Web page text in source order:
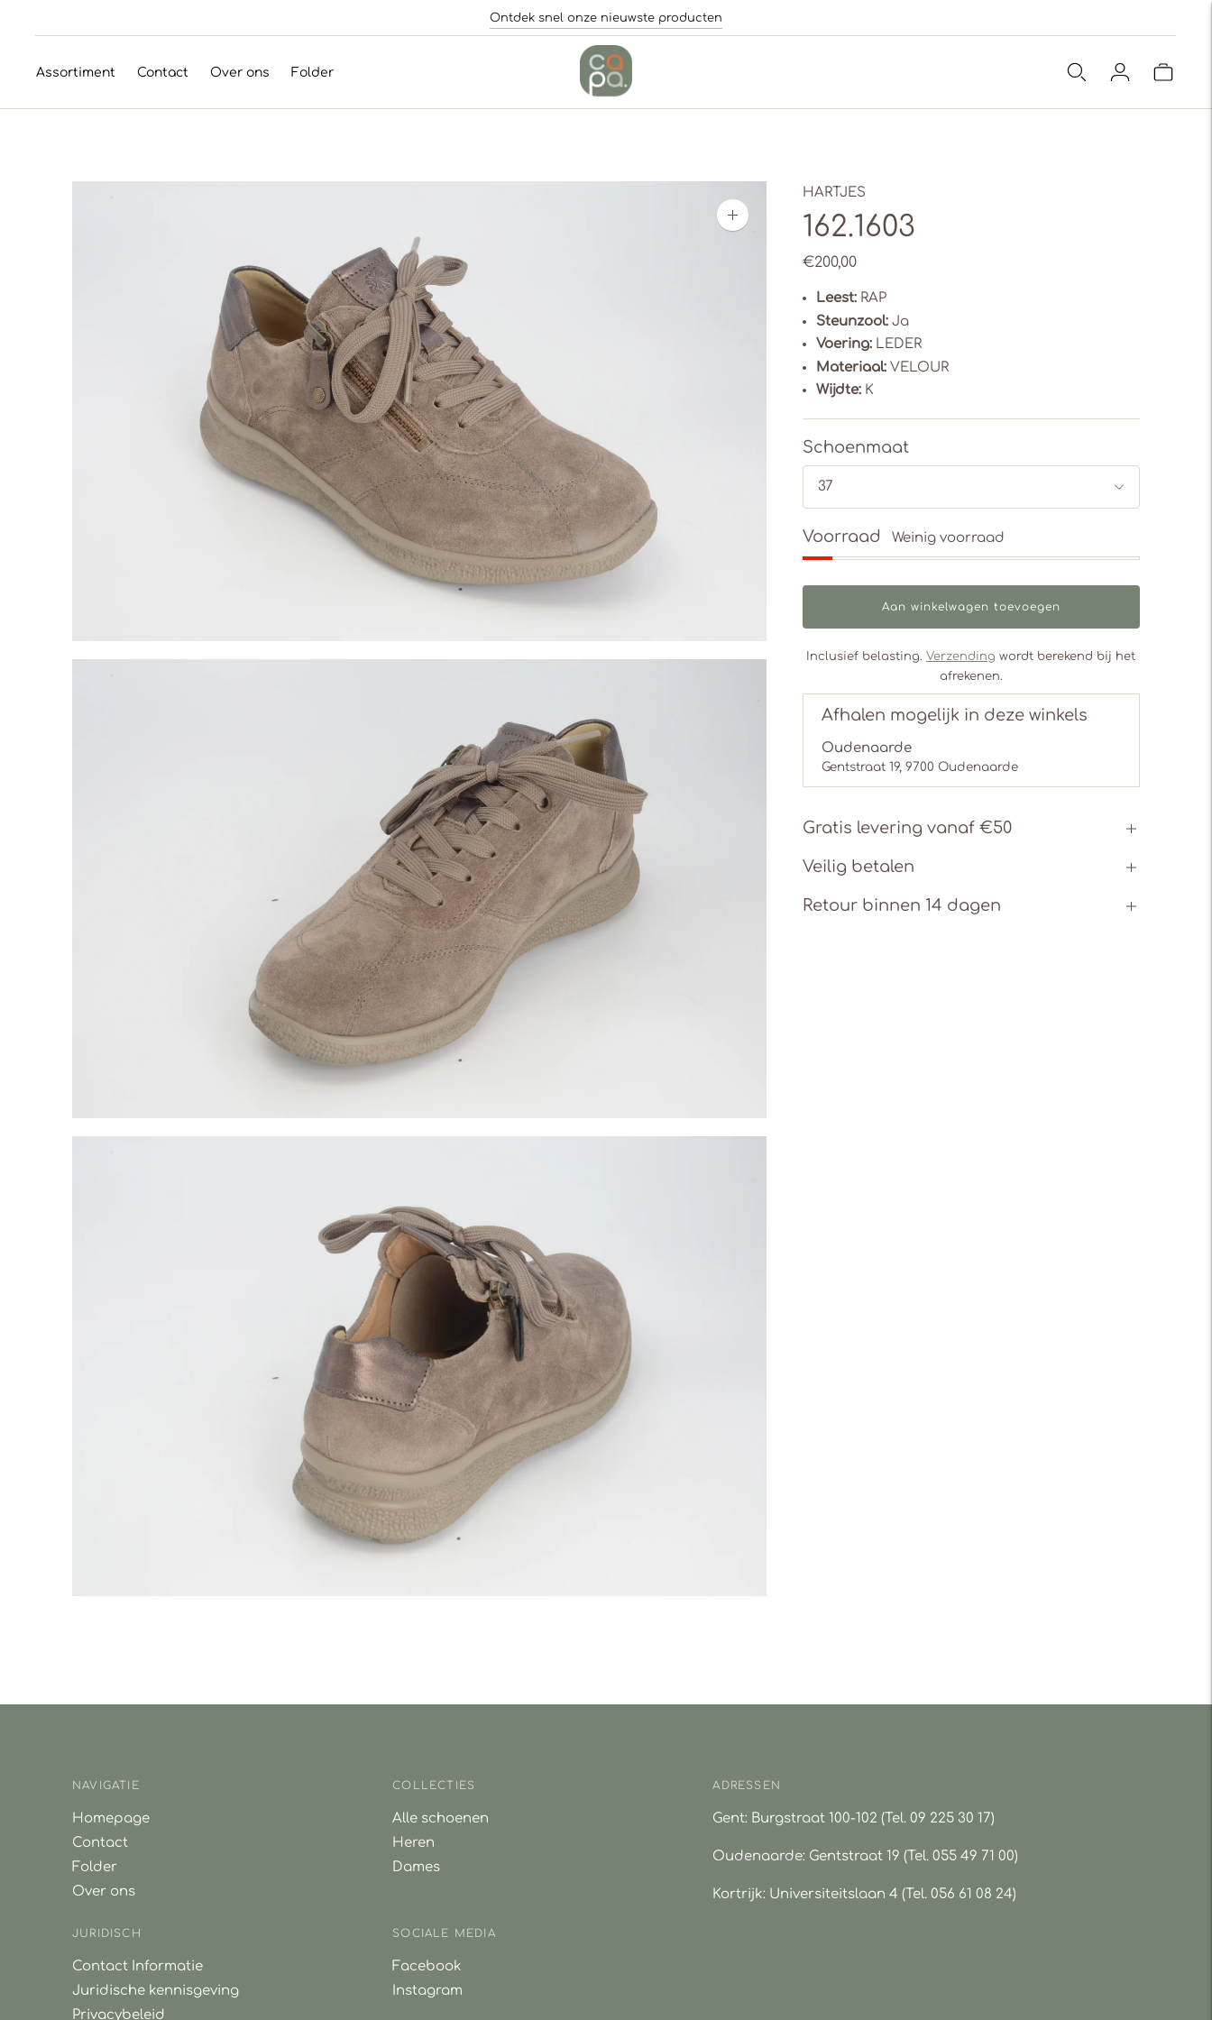
Ontdek snel onze nieuwste producten
Assortiment Contact Over ons Folder
Inzoomen
op
HARTJES
162.1603
€200,00
Leest:RAP
Steunzool:Ja
Voering:LEDER
Materiaal:VELOUR
Wijdte:K
Schoenmaat
Voorraad Weinig voorraad
Aan winkelwagen toevoegen
Inclusief belasting.Verzending wordt berekend bij het
afrekenen.
Afhalen mogelijk in deze winkels
Oudenaarde
Gentstraat 19, 9700 Oudenaarde
Gratis levering vanaf €50
Veilig betalen
Retour binnen 14 dagen
NAVIGATIE
Homepage
Contact
Folder
Over ons
COLLECTIES
Alle schoenen
Heren
Dames
ADRESSEN
Gent: Burgstraat 100-102 (Tel. 09 225 30 17)
Oudenaarde: Gentstraat 19 (Tel. 055 49 71 00)
Kortrijk: Universiteitslaan 4 (Tel. 056 61 08 24)
JURIDISCH
Contact Informatie
Juridische kennisgeving
Privacybeleid
SOCIALE MEDIA
Facebook
Instagram